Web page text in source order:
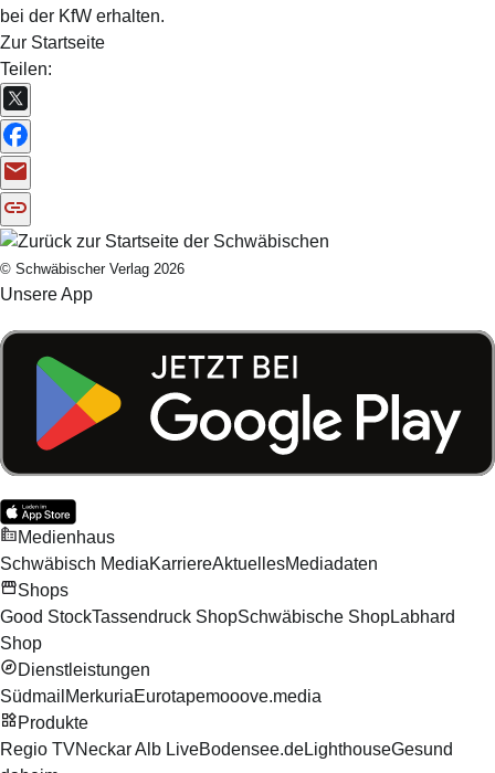
bei der KfW erhalten.
Zur Startseite
Teilen:
© Schwäbischer Verlag 2026
Unsere App
Medienhaus
Schwäbisch MediaKarriereAktuellesMediadaten
Shops
Good StockTassendruck ShopSchwäbische ShopLabhard
Shop
Dienstleistungen
Südmail MerkuriaEurotapemooove.media
Produkte
Regio TVNeckar Alb LiveBodensee.deLighthouseGesund